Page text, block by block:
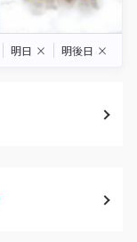
明日 × 明後日 ×